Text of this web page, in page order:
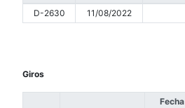
D-2630
11/08/2022
Giros
Fecha